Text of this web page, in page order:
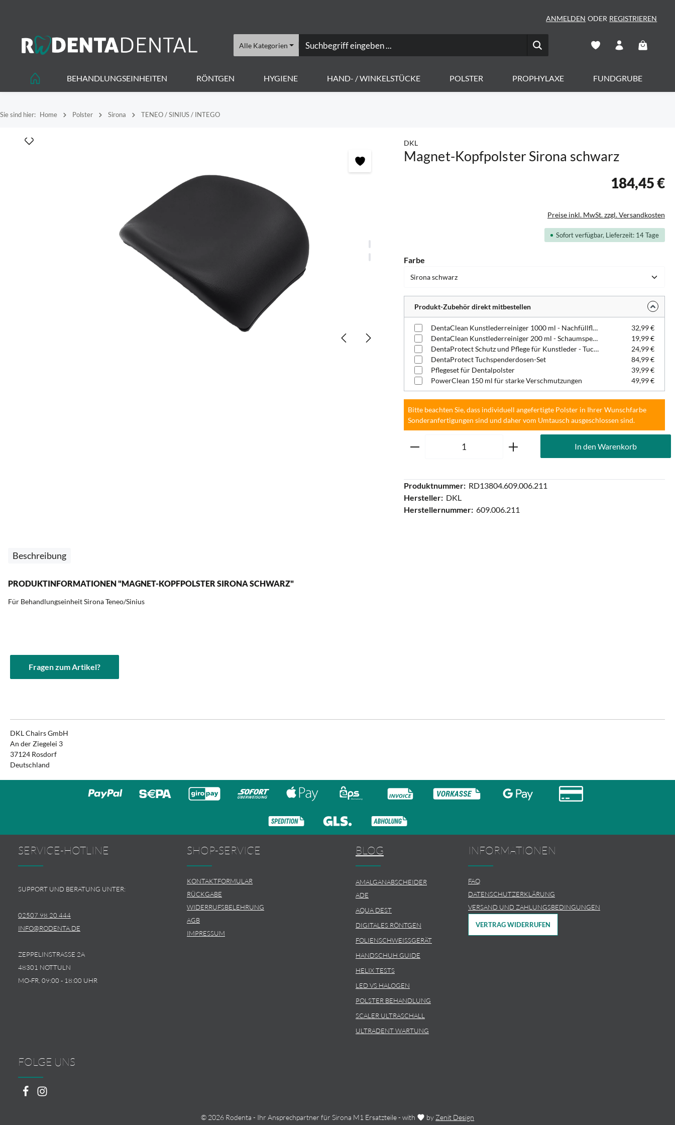
ANMELDEN ODER REGISTRIEREN
Alle Kategorien
BEHANDLUNGSEINHEITEN RÖNTGEN HYGIENE HAND- / WINKELSTÜCKE POLSTER PROPHYLAXE FUNDGRUBE
Sie sind hier: Home Polster Sirona TENEO / SINIUS / INTEGO
Bildergalerie überspringen DKL
Magnet-Kopfpolster Sirona schwarz
184,45 €
Preise inkl. MwSt. zzgl. Versandkosten
Sofort verfügbar, Lieferzeit: 14 Tage
Farbe
Produkt-Zubehör direkt mitbestellen
DentaClean Kunstlederreiniger 1000 ml - Nachfüllflasche
32,99 €
DentaClean Kunstlederreiniger 200 ml - Schaumspenderflasche
19,99 €
DentaProtect Schutz und Pflege für Kunstleder - Tuchspenderdose
24,99 €
DentaProtect Tuchspenderdosen-Set
84,99 €
Pflegeset für Dentalpolster
39,99 €
PowerClean 150 ml für starke Verschmutzungen
49,99 €
Bitte beachten Sie, dass individuell angefertigte Polster in Ihrer Wunschfarbe
Sonderanfertigungen sind und daher vom Umtausch ausgeschlossen sind.
Produkt Anzahl: Gib den gewünschten Wert ein
In den Warenkorb
Produktnummer: RD13804.609.006.211
Hersteller: DKL
Herstellernummer: 609.006.211
Beschreibung
PRODUKTINFORMATIONEN "MAGNET-KOPFPOLSTER SIRONA SCHWARZ"
Für Behandlungseinheit Sirona Teneo/Sinius
Fragen zum Artikel?
DKL Chairs GmbH
An der Ziegelei 3
37124 Rosdorf
Deutschland
SERVICE-HOTLINE
SUPPORT UND BERATUNG UNTER:
02507 98 20 444
INFO@RODENTA.DE
ZEPPELINSTRASSE 2A
48301 NOTTULN
MO-FR, 09:00 - 18:00 UHR
SHOP-SERVICE
KONTAKTFORMULAR
RÜCKGABE
WIDERRUFSBELEHRUNG
AGB
IMPRESSUM
BLOG
AMALGANABSCHEIDER
ADE
AQUA DEST
DIGITALES RÖNTGEN
FOLIENSCHWEISSGERÄT
HANDSCHUH GUIDE
HELIX TESTS
LED VS HALOGEN
POLSTER BEHANDLUNG
SCALER ULTRASCHALL
ULTRADENT WARTUNG
INFORMATIONEN
FAQ
DATENSCHUTZERKLÄRUNG
VERSAND UND ZAHLUNGSBEDINGUNGEN
VERTRAG WIDERRUFEN
FOLGE UNS
© 2026 Rodenta - Ihr Ansprechpartner für Sirona M1 Ersatzteile - with by Zenit Design